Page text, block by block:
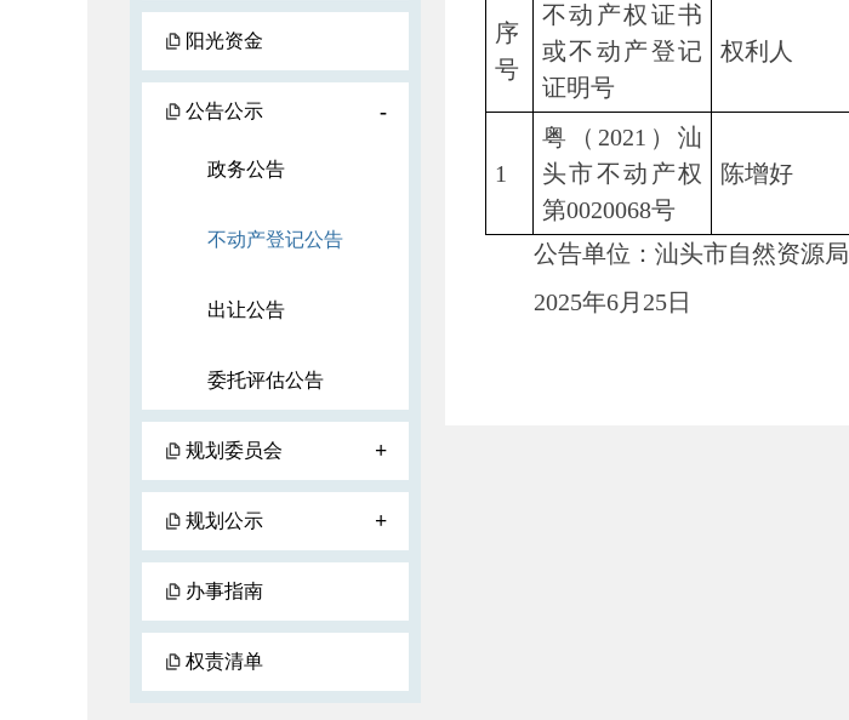
阳光资金
公告公示 -
政务公告
不动产登记公告
出让公告
委托评估公告
规划委员会 +
规划公示 +
办事指南
权责清单
序
号
不动产权证书
或不动产登记
证明号
权利人
1
粤（2021）汕
头市不动产权
第0020068号
陈增好
公告单位：汕头市自然资源局
2025年6月25日